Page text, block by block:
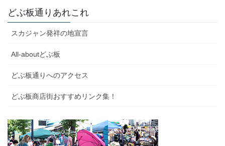
どぶ板通りあれこれ
スカジャン発祥の地宣言
All-aboutどぶ板
どぶ板通りへのアクセス
どぶ板商店街おすすめリンク集！